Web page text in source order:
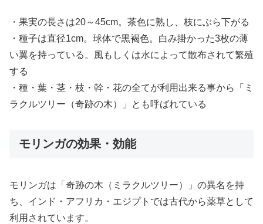
・果実の長さは20～45cm。茶色に熟し、枝にぶら下がる
・種子は直径1cm。球体で黒褐色。白み掛かった3枚の薄
い翼を持っている。風もしくは水によって散布されて繁殖
する
・種・葉・茎・枝・幹・花の全てが利用出来る事から「ミ
ラクルツリー（奇跡の木）」とも呼ばれている
モリンガの効果・効能
モリンガは「奇跡の木（ミラクルツリー）」の異名を持
ち、インド・アフリカ・エジプトでは古代から薬草として
利用されています。